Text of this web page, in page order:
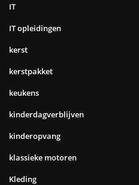
IT
IT opleidingen
kerst
kerstpakket
keukens
kinderdagverblijven
kinderopvang
klassieke motoren
Kleding